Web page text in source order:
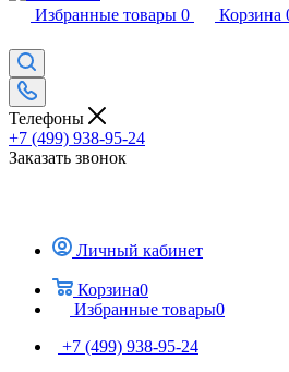
Избранные товары 0 Корзина
Телефоны
+7 (499) 938-95-24
Заказать звонок
Личный кабинет
Корзина0
Избранные товары0
+7 (499) 938-95-24